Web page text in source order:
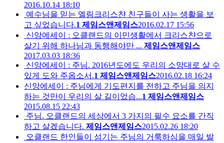
2016.10.14 18:10
예수님을 믿는 엘림크리스챤 친구들이 사는 생활을 보
고 싶었습니다.1 제임스앤제임스2016.02.17 15:56
신앙에세이 : 오클랜드의 이민생활에서 크리스챤으로
살기 위해 하나님과 동행해야만 ... 제임스앤제임스
2017.03.03 18:36
신앙에세이 : 주님. 2016년도에도 우리의 소망대로 살 수
있게 도와 주옵소서.1 제임스앤제임스2016.02.18 16:24
신앙에세이 : 주님에게 기도편지를 전하고 주님을 의지
하는 것만이 우리의 살 길이었습...1 제임스앤제임스
2015.08.15 22:43
주님. 오클랜드의 세상에서 3 가지의 필수 요소를 간직
하고 살겠습니다. 제임스앤제임스2015.02.26 18:20
오클랜드 한인들이 섬기는 주님의 거룩하심을 매일 발